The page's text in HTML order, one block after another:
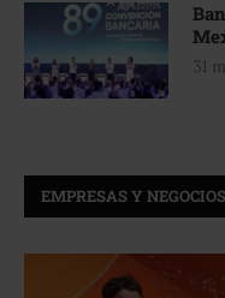
31
EMPRESAS Y NEGOCIOS